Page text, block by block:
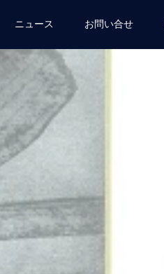
ニュース お問い合せ